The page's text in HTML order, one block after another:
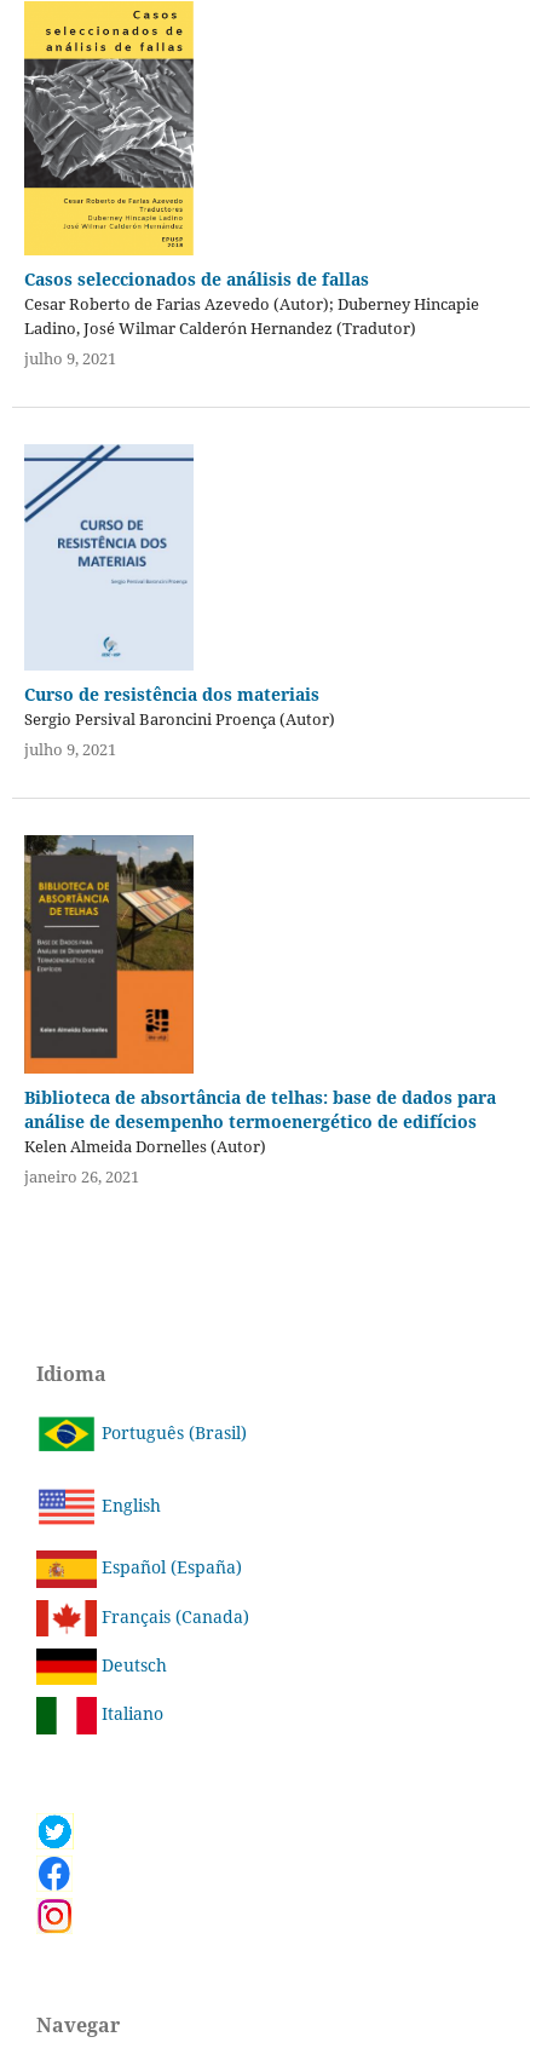
Casos seleccionados de análisis de fallas
Cesar Roberto de Farias Azevedo (Autor); Duberney Hincapie
Ladino, José Wilmar Calderón Hernandez (Tradutor)
julho 9, 2021
Curso de resistência dos materiais
Sergio Persival Baroncini Proença (Autor)
julho 9, 2021
Biblioteca de absortância de telhas: base de dados para
análise de desempenho termoenergético de edifícios
Kelen Almeida Dornelles (Autor)
janeiro 26, 2021
Idioma
Português (Brasil)
English
Español (España)
Français (Canada)
Deutsch
Italiano
Navegar